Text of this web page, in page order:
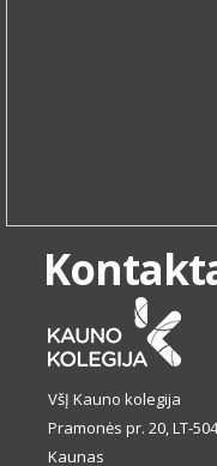
VšĮ Kauno kolegija
Pramonės pr. 20, LT-
Kaunas